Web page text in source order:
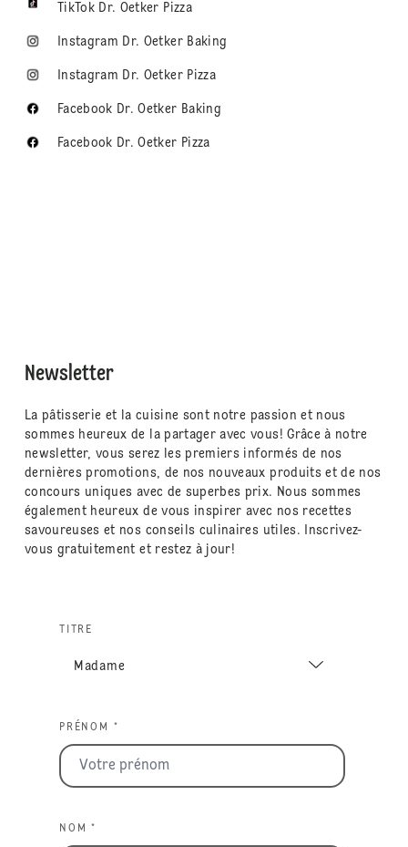
TikTok Dr. Oetker Pizza
Instagram Dr. Oetker Baking
Instagram Dr. Oetker Pizza
Facebook Dr. Oetker Baking
Facebook Dr. Oetker Pizza
Newsletter
La pâtisserie et la cuisine sont notre passion et nous
sommes heureux de la partager avec vous! Grâce à notre
newsletter, vous serez les premiers informés de nos
dernières promotions, de nos nouveaux produits et de nos
concours uniques avec de superbes prix. Nous sommes
également heureux de vous inspirer avec nos recettes
savoureuses et nos conseils culinaires utiles. Inscrivez-
vous gratuitement et restez à jour!
TITRE
PRÉNOM *
NOM *